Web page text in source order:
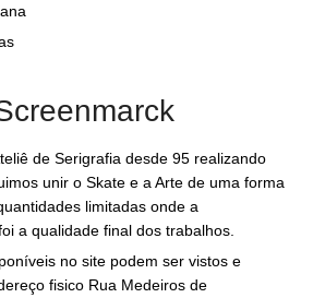
de Serigrafia desde 95 realizando
unir o Skate e a Arte de uma forma
limitadas onde a
a qualidade final dos trabalhos.
no site podem ser vistos e
fisico Rua Medeiros de